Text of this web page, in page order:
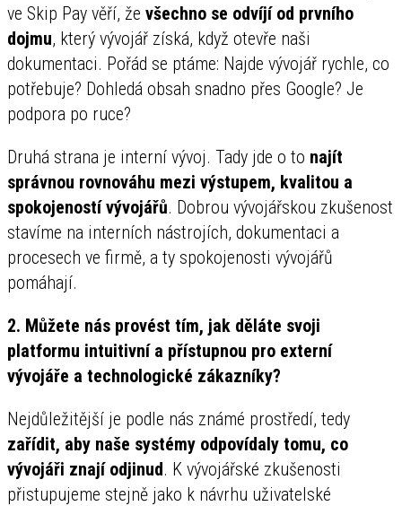
ve Skip Pay věří, že všechno se odvíjí od prvního
dojmu, který vývojář získá, když otevře naši
dokumentaci. Pořád se ptáme: Najde vývojář rychle, co
potřebuje? Dohledá obsah snadno přes Google? Je
podpora po ruce?
Druhá strana je interní vývoj. Tady jde o to najít
správnou rovnováhu mezi výstupem, kvalitou a
spokojeností vývojářů. Dobrou vývojářskou zkušenost
stavíme na interních nástrojích, dokumentaci a
procesech ve firmě, a ty spokojenosti vývojářů
pomáhají.
2. Můžete nás provést tím, jak děláte svoji
platformu intuitivní a přístupnou pro externí
vývojáře a technologické zákazníky?
Nejdůležitější je podle nás známé prostředí, tedy
zařídit, aby naše systémy odpovídaly tomu, co
vývojáři znají odjinud. K vývojářské zkušenosti
přistupujeme stejně jako k návrhu uživatelské